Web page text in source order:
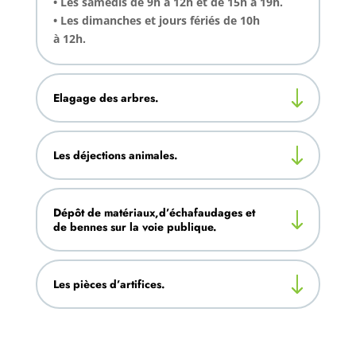
• Les dimanches et jours fériés de 10h
à 12h.
Elagage des arbres.
Les déjections animales.
Dépôt de matériaux,d’échafaudages et
de bennes sur la voie publique.
Les pièces d’artifices.